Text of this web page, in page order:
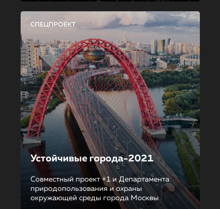
СПЕЦПРОЕКТ
Устойчивые города-2021
Совместный проект +1 и Департамента
природопользования и охраны
окружающей среды города Москвы